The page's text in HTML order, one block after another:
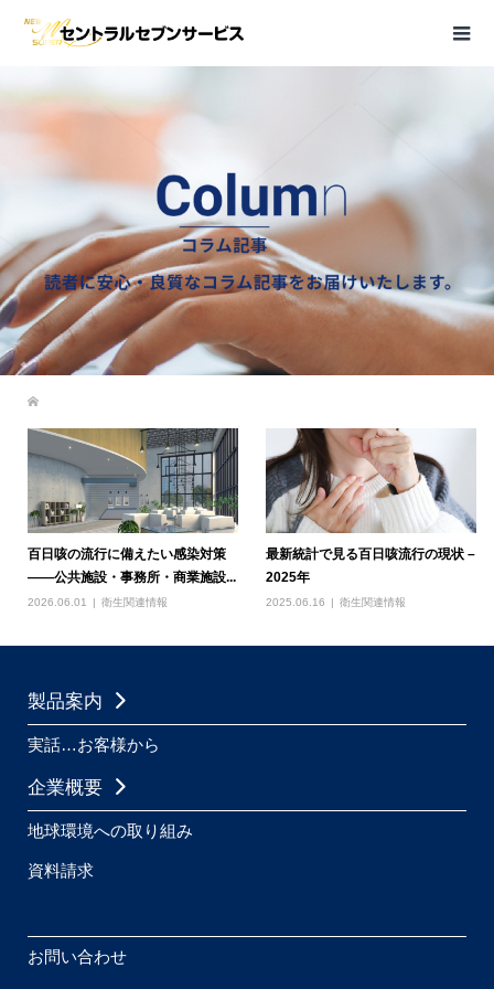
百日咳の流行に備えたい感染対策
――公共施設・事務所・商業施設...
2026.06.01 衛生関連情報
最新統計で見る百日咳流行の現状 –
2025年
2025.06.16 衛生関連情報
製品案内
実話…お客様から
企業概要
地球環境への取り組み
資料請求
お問い合わせ